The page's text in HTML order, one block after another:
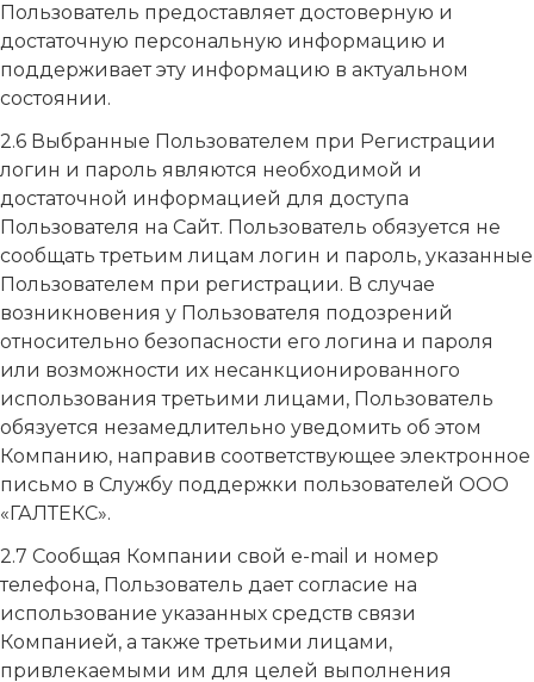
Пользователь предоставляет достоверную и
достаточную персональную информацию и
поддерживает эту информацию в актуальном
состоянии.
2.6 Выбранные Пользователем при Регистрации
логин и пароль являются необходимой и
достаточной информацией для доступа
Пользователя на Сайт. Пользователь обязуется не
сообщать третьим лицам логин и пароль, указанные
Пользователем при регистрации. В случае
возникновения у Пользователя подозрений
относительно безопасности его логина и пароля
или возможности их несанкционированного
использования третьими лицами, Пользователь
обязуется незамедлительно уведомить об этом
Компанию, направив соответствующее электронное
письмо в Службу поддержки пользователей ООО
«ГАЛТЕКС».
2.7 Сообщая Компании свой e-mail и номер
телефона, Пользователь дает согласие на
использование указанных средств связи
Компанией, а также третьими лицами,
привлекаемыми им для целей выполнения